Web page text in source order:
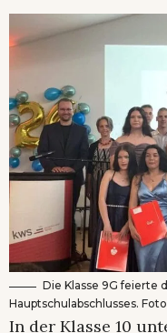
Die Klasse 9G feierte
Hauptschulabschlusses.
In der Klasse 10